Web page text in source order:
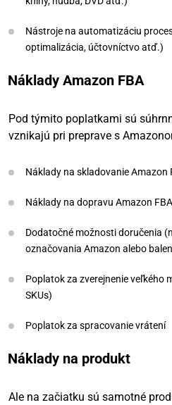
Nástroje na automatizáciu
optimalizácia, účtovníctvo atď.)
Náklady Amazon FBA
Pod týmito poplatkami sú
vznikajú pri preprave s
Náklady na skladovanie Amazon
Náklady na dopravu Amazon
Dodatočné možnosti doručenia
označovania Amazon alebo
Poplatok za zverejnenie veľkého
SKUs)
Poplatok za spracovanie vrátení
Náklady na produkt
Ale na začiatku sú samotné